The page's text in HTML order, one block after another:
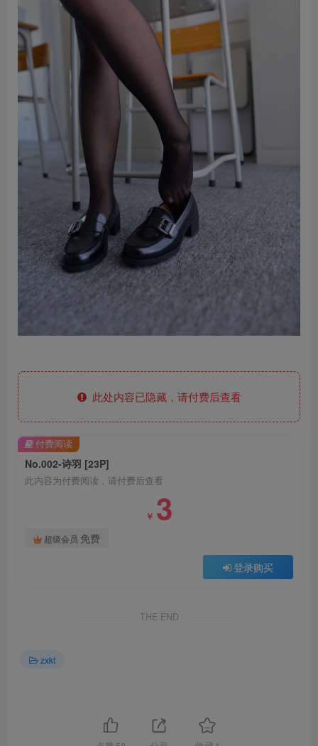
此处内容已隐藏，请付费后查看
No.002-诗羽 [23P]
此内容为付费阅读，请付费后查看
￥ 3
超级会员 免费
登录购买
付费阅读
THE END
zxkt